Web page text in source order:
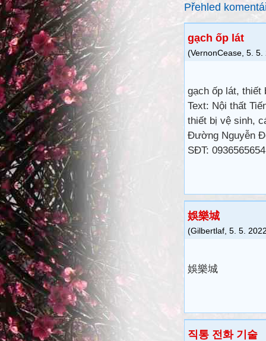
Přehled
gạch ốp lát
(VernonCease 5. 5.
gạch ốp lát, thiết
Text: Nội thất
thiết bị vệ sinh,
Đường Nguyễn
SĐT:
娛樂城
(Gilbertlaf 5. 5.
娛樂城
직통 전화 기술